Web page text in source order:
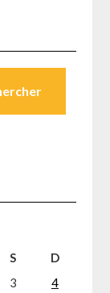
S
D
3 4